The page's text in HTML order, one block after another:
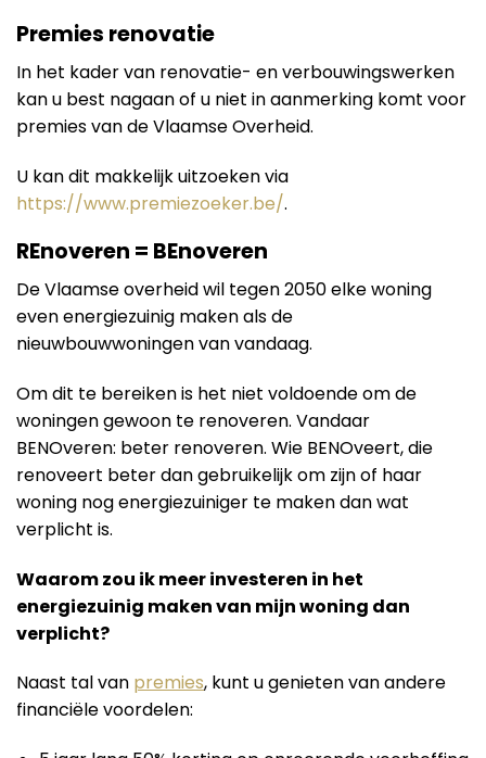
Premies renovatie
In het kader van renovatie- en verbouwingswerken
kan u best nagaan of u niet in aanmerking komt voor
premies van de Vlaamse Overheid.
U kan dit makkelijk uitzoeken via
https://www.premiezoeker.be/.
REnoveren = BEnoveren
De Vlaamse overheid wil tegen 2050 elke woning
even energiezuinig maken als de
nieuwbouwwoningen van vandaag.
Om dit te bereiken is het niet voldoende om de
woningen gewoon te renoveren. Vandaar
BENOveren: beter renoveren. Wie BENOveert, die
renoveert beter dan gebruikelijk om zijn of haar
woning nog energiezuiniger te maken dan wat
verplicht is.
Waarom zou ik meer investeren in het
energiezuinig maken van mijn woning dan
verplicht?
Naast tal van premies, kunt u genieten van andere
financiële voordelen: